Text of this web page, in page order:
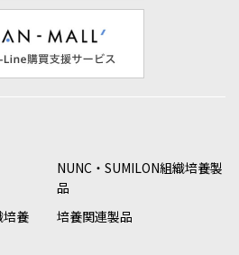
NUNC・SUMILON組織培養製
品
培養
培養関連製品